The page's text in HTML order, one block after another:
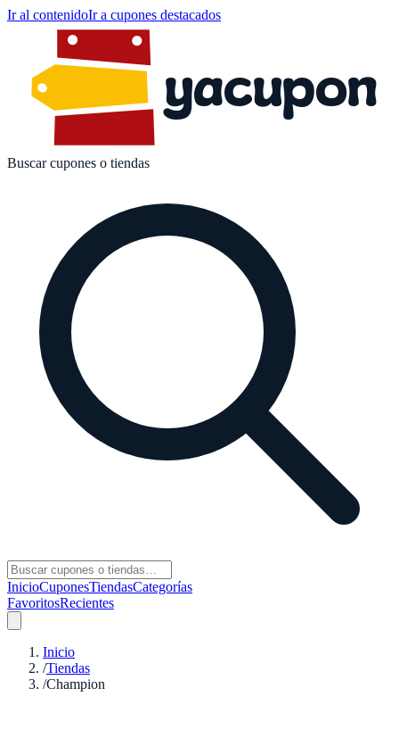
Ir al contenidoIr a cupones destacados
yacupon
Buscar cupones o tiendas
InicioCuponesTiendasCategorías
FavoritosRecientes
Inicio
/Tiendas
/Champion